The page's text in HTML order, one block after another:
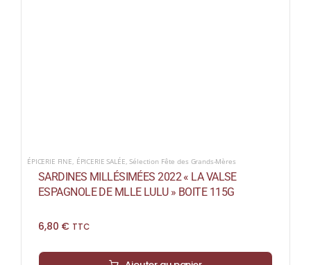
ÉPICERIE FINE ÉPICERIE SALÉE ,Sélection Fête des Grands-Mères
SARDINES MILLÉSIMÉES 2022 « LA VALSE
ESPAGNOLE DE MLLE LULU » BOITE 115G
6,80 € TTC